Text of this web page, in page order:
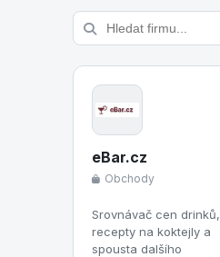
eBar.cz
Obchody
Srovnávač cen drinků,
recepty na koktejly a
spousta dalšího